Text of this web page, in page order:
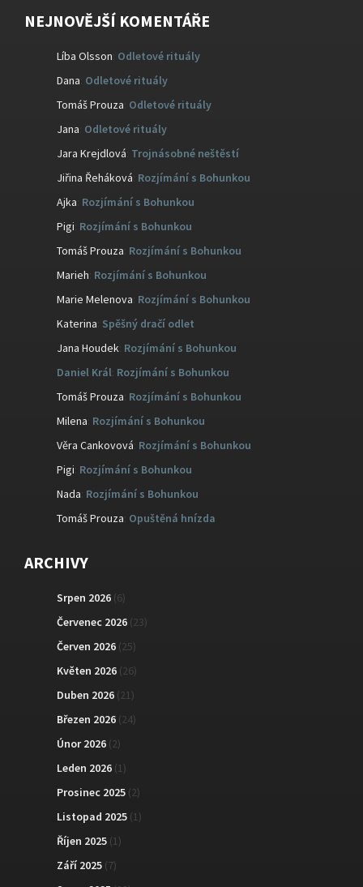
NEJNOVĚJŠÍ KOMENTÁŘE
Líba Olsson Odletové rituály
Dana Odletové rituály
Tomáš Prouza Odletové rituály
Jana Odletové rituály
Jara Krejdlová Trojnásobné neštěstí
Jiřina Řeháková Rozjímání s Bohunkou
Ajka Rozjímání s Bohunkou
Pigi Rozjímání s Bohunkou
Tomáš Prouza Rozjímání s Bohunkou
Marieh Rozjímání s Bohunkou
Marie Melenova Rozjímání s Bohunkou
Katerina Spěšný dračí odlet
Jana Houdek Rozjímání s Bohunkou
Daniel Král Rozjímání s Bohunkou
Tomáš Prouza Rozjímání s Bohunkou
Milena Rozjímání s Bohunkou
Věra Cankovová Rozjímání s Bohunkou
Pigi Rozjímání s Bohunkou
Nada: Rozjímání s Bohunkou
Tomáš Prouza: Opuštěná hnízda
ARCHIVY
Srpen 2026 (6)
Červenec 2026 (23)
Červen 2026 (25)
Květen 2026 (26)
Duben 2026 (21)
Březen 2026 (24)
Únor 2026 (2)
Leden 2026 (1)
Prosinec 2025 (2)
Listopad 2025 (1)
Říjen 2025 (1)
Září 2025 (7)